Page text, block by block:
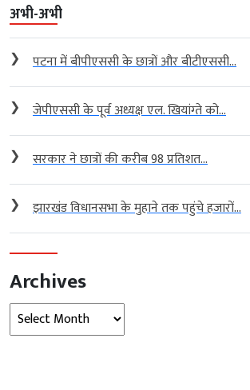
अभी-अभी
❯ पटना में बीपीएससी के छात्रों और बीटीएससी...
❯ जेपीएससी के पूर्व अध्यक्ष एल. खियांग्ते को...
❯ सरकार ने छात्रों की करीब 98 प्रतिशत...
❯ झारखंड विधानसभा के मुहाने तक पहुंचे हजारों...
Archives
Archives